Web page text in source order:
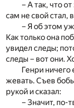
– А так, что
сам не свой стал,
– Я об этом
Как только она
увидел следы;
следы – вот они.
Генри
жевать. Съев
рукой и сказал:
– Значит, по-